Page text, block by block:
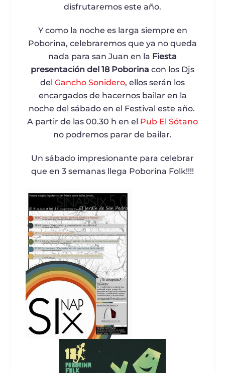
disfrutaremos este año.
Y como la noche es larga siempre en
Poborina, celebraremos que ya no queda
nada para san Juan en la Fiesta
presentación del 18 Poborina con los Djs
del Gancho Sonidero, ellos serán los
encargados de hacernos bailar en la
noche del sábado en el Festival este año.
A partir de las 00.30 h en el Pub El Sótano
no podremos parar de bailar.
Un sábado impresionante para celebrar
que en 3 semanas llega Poborina Folk!!!!